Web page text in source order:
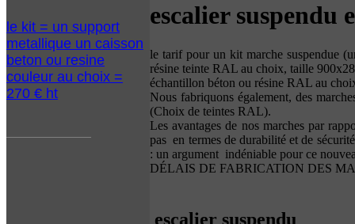
le kit = un support
metallique un caisson
beton ou resine
couleur au choix =
270 € ht
escalier suspendu
le tarif pour un kit marche suspendue
résine teinte RAL au choix, taille
échantillon béton ou résine RAL au
Nous fabriquons également, des
(Choix de teintes RAL).
Les avantages de nos marches par
pas en termes de durabilité et de
: un argument indéniable pour ce
DÉLAIS DE FABRICATION DES
escalier suspendu